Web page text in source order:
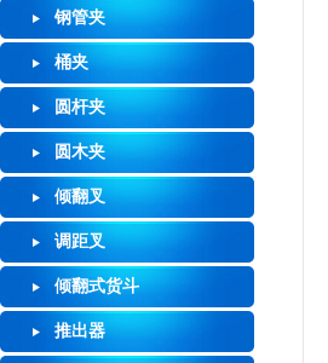
钢管夹
桶夹
圆杆夹
圆木夹
倾翻叉
调距叉
倾翻式货斗
推出器